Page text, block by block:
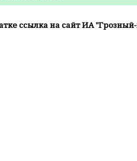
ссылка на сайт ИА